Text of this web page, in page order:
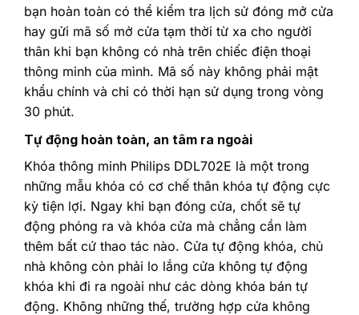
bạn hoàn toàn có thể kiểm tra lịch sử đóng mở cửa
hay gửi mã số mở cửa tạm thời từ xa cho người
thân khi bạn không có nhà trên chiếc điện thoại
thông minh của mình. Mã số này không phải mật
khẩu chính và chỉ có thời hạn sử dụng trong vòng
30 phút.
Tự động hoàn toàn, an tâm ra ngoài
Khóa thông minh Philips DDL702E là một trong
những mẫu khóa có cơ chế thân khóa tự động cực
kỳ tiện lợi. Ngay khi bạn đóng cửa, chốt sẽ tự
động phóng ra và khóa cửa mà chẳng cần làm
thêm bất cứ thao tác nào. Cửa tự động khóa, chủ
nhà không còn phải lo lắng cửa không tự động
khóa khi đi ra ngoài như các dòng khóa bán tự
động. Không những thế, trường hợp cửa không